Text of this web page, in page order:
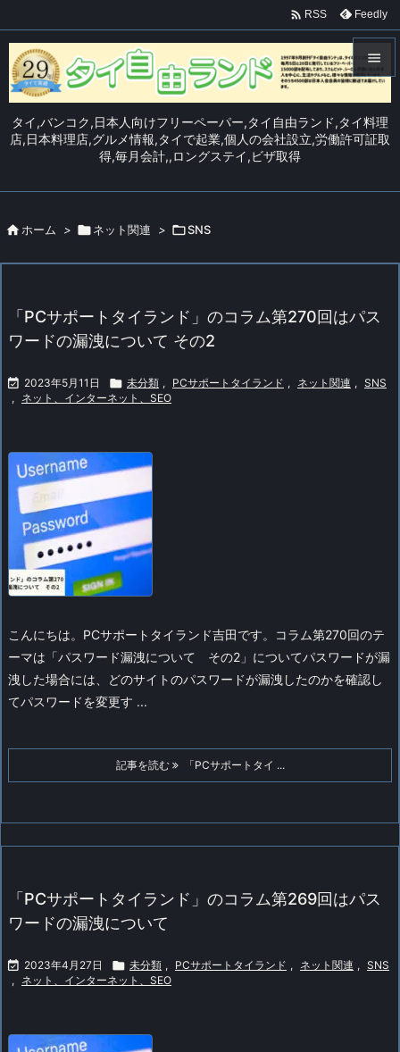
タイ,バンコク,日本人向けフリーペーパー,タイ自由ランド,タイ料理
店,日本料理店,グルメ情報,タイで起業,個人の会社設立,労働許可証取
得,毎月会計,,ロングステイ,ビザ取得

メニュ


 RSS Feedly
 ホーム > ネット関連 > SNS
「PCサポートタイランド」のコラム第270回はパス
ワードの漏洩について その2
 2023年5月11日  未分類 , PCサポートタイランド , ネット関連 , SNS
, ネット、インターネット、SEO
こんにちは。PCサポートタイランド吉田です。
コラム第270回のテ
ーマは「パスワード漏洩について その2」についてパスワードが漏
洩した場合には、どのサイトのパスワードが漏洩したのかを確認し
てパスワードを変更す ...
記事を読む 「PCサポートタイ ...
「PCサポートタイランド」のコラム第269回はパス
ワードの漏洩について
 2023年4月27日  未分類 , PCサポートタイランド , ネット関連 , SNS
, ネット、インターネット、SEO